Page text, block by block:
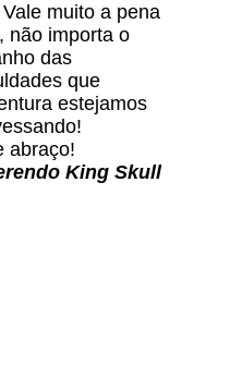
muito a pena
não importa o
das
que
estejamos
abraço!
King Skull